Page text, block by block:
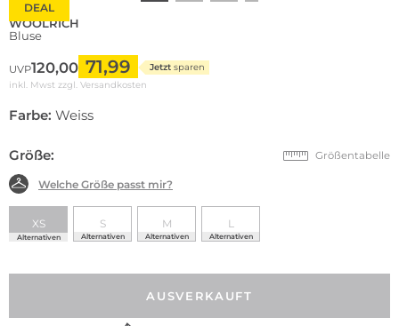
DEAL
WOOLRICH
Bluse
UVP120,00 71,99 Jetzt sparen
inkl. Mwst zzgl. Versandkosten
Farbe: Weiss
Größe: Größentabelle
Welche Größe passt mir?
XS
Alternativen
S
Alternativen
M
Alternativen
L
Alternativen
AUSVERKAUFT